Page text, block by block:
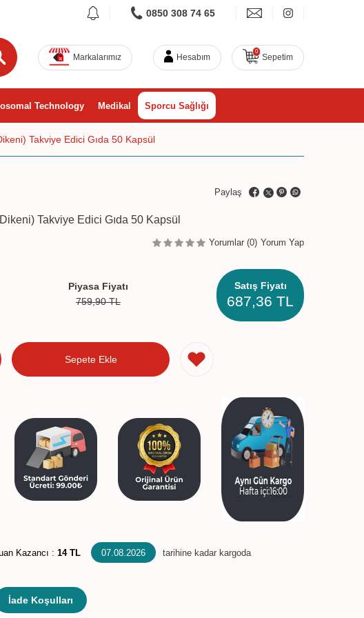
0850 308 74 65
Markalarımız Hesabım
0
Sepetim
Technology Medikal Sporcu Sağlığı
Takviye Edici Gıda 50 Kapsül
Paylaş
Takviye Edici Gıda 50 Kapsül
Yorumlar (0) Yorum Yap
Piyasa Fiyatı
759,90TL
Satış Fiyatı
687,36 TL
Sepete Ekle
Kazancı : 14 TL 07.08.2026 tarihine kadar kargoda
İade Koşulları